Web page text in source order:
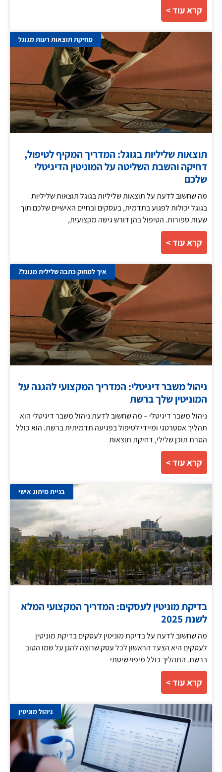
קרא עוד >
מחיקת תוצאות רעות מגוגל
תוצאות שליליות בגוגל: המדריך המקיף לטיפול,
דחיקה והשבת השליטה על המוניטין הדיגיטלי
שלכם
מה שחשוב לדעת על תוצאות שליליות בגוגל תוצאות שליליות
בגוגל יכולות לפגוע בתדמית, בעסקים ובחיים האישיים שלכם תוך
שעות ספורות. הטיפול בהן דורש גישה מקצועית,
קרא עוד >
איך למחוק כתבה שלילית מגוגל?
ניהול משבר דיגיטלי: המדריך המקצועי להגנה על
המוניטין שלך ברשת
ניהול משבר דיגיטלי – מה שחשוב לדעת ניהול משבר דיגיטלי הוא
תהליך אסטרטגי ומיידי לטיפול בפגיעה תדמיתית ברשת. הוא כולל
הסרת תוכן שלילי, דחיקת תוצאות
קרא עוד >
בניית מיתוג אישי
בדיקת מוניטין לעסקים: המדריך המקצועי המלא
לשנת 2025
מה שחשוב לדעת על בדיקת מוניטין לעסקים בדיקת מוניטין
לעסקים היא הצעד הראשון לכל עסק שרוצה להגן על שמו הטוב
ברשת. התהליך כולל מיפוי שיטתי
קרא עוד >
ניהול מוניטין